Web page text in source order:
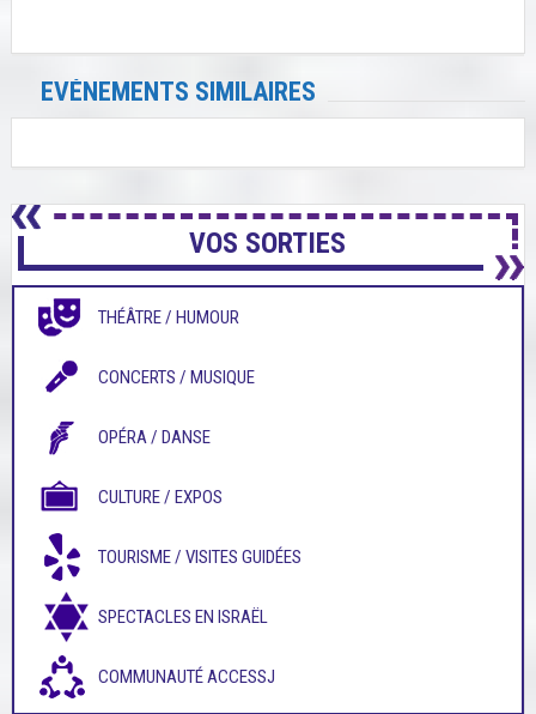
EVÉNEMENTS SIMILAIRES
VOS SORTIES
THÉÂTRE / HUMOUR
CONCERTS / MUSIQUE
OPÉRA / DANSE
CULTURE / EXPOS
TOURISME / VISITES GUIDÉES
SPECTACLES EN ISRAËL
COMMUNAUTÉ ACCESSJ